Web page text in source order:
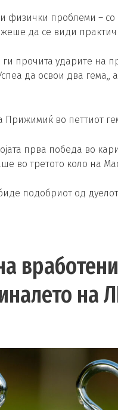
физички проблеми – со
да се види
ги прочита ударите на
да освои два гема,,
Прижимиќ во петтиот
прва победа во
во третото коло на
подобриот од
на